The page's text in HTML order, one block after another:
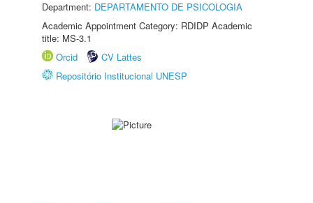
Department: DEPARTAMENTO DE PSICOLOGIA
Academic Appointment Category: RDIDP Academic
title: MS-3.1
Orcid
CV Lattes
Repositório Institucional UNESP